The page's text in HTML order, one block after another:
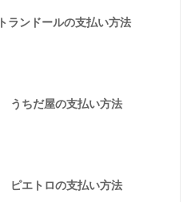
トランドールの支払い方法
うちだ屋の支払い方法
ピエトロの支払い方法